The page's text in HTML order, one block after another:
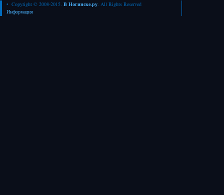
• Copyright © 2008-2015. В Ногинске.ру. All Rights Reserved
Информация